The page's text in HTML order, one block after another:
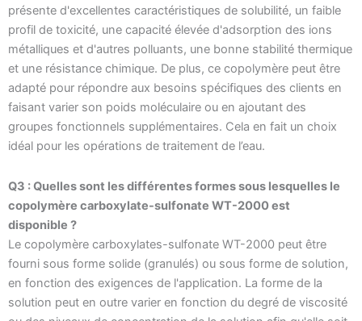
présente d'excellentes caractéristiques de solubilité, un faible
profil de toxicité, une capacité élevée d'adsorption des ions
métalliques et d'autres polluants, une bonne stabilité thermique
et une résistance chimique. De plus, ce copolymère peut être
adapté pour répondre aux besoins spécifiques des clients en
faisant varier son poids moléculaire ou en ajoutant des
groupes fonctionnels supplémentaires. Cela en fait un choix
idéal pour les opérations de traitement de l’eau.
Q3 : Quelles sont les différentes formes sous lesquelles le
copolymère carboxylate-sulfonate WT-2000 est
disponible ?
Le copolymère carboxylates-sulfonate WT-2000 peut être
fourni sous forme solide (granulés) ou sous forme de solution,
en fonction des exigences de l'application. La forme de la
solution peut en outre varier en fonction du degré de viscosité